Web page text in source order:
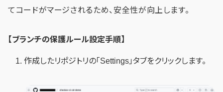
てコードがマージされるため、安全性が向上します。
【ブランチの保護ルール設定手順】
作成したリポジトリの「Settings」タブをクリックします。